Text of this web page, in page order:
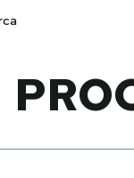
Moda